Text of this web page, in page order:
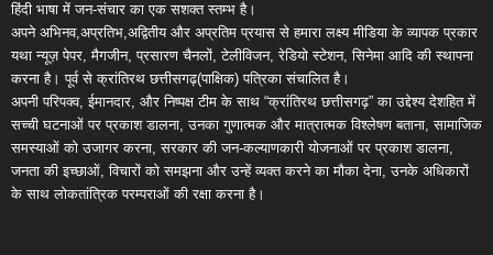
हिंदी भाषा में जन-संचार का एक सशक्त स्तम्भ है।
अपने अभिनव,अप्रतिभ,अद्वितीय और अप्रतिम प्रयास से हमारा लक्ष्य मीडिया के व्यापक प्रकार
यथा न्यूज़ पेपर, मैगजीन, प्रसारण चैनलों, टेलीविजन, रेडियो स्टेशन, सिनेमा आदि की स्थापना
करना है। पूर्व से क्रांतिरथ छत्तीसगढ़(पाक्षिक) पत्रिका संचालित है।
अपनी परिपक्व, ईमानदार, और निष्पक्ष टीम के साथ “क्रांतिरथ छत्तीसगढ़” का उद्देश्य देशहित में
सच्ची घटनाओं पर प्रकाश डालना, उनका गुणात्मक और मात्रात्मक विश्लेषण बताना, सामाजिक
समस्याओं को उजागर करना, सरकार की जन-कल्याणकारी योजनाओं पर प्रकाश डालना,
जनता की इच्छाओं, विचारों को समझना और उन्हें व्यक्त करने का मौका देना, उनके अधिकारों
के साथ लोकतांत्रिक परम्पराओं की रक्षा करना है।